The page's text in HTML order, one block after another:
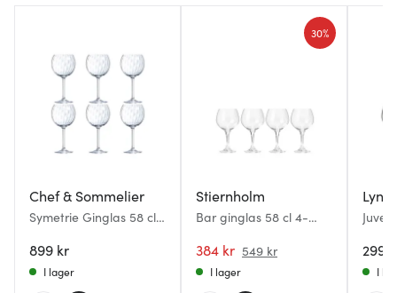
Chef & Sommelier
Symetrie Ginglas 58 cl
899 kr
I lager
Stiernholm
Bar ginglas 58 cl 4-
384 kr 549 kr
30%
I lager
Juvel
299
I